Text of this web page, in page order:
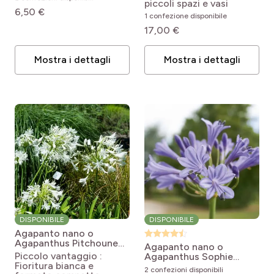
Italiano (1)
(21)
Romantico (13)
Terrazze e balconi (22)
Port Vivace
Touffe dressée (11)
Touffe buissonnante
Type de sol
Normal (10)
Creazione francese
Sì (4)
Esposizione
Sole
Mezz'ombra (1)
Colore del fogliame
Fogliame
6,50 €
Mostra i dettagli
piccoli spazi e vasi
1 confezione disponibile
17,00 €
Mostra i dettagli
DISPONIBILE
Agapanto nano o
Agapanthus Pitchoune
White Agapanthus x
africanus Pitchoune ®
Piccolo vantaggio :
Fioritura bianca e
DISPONIBILE
Agapanto nano o
Agapanthus Sophie
Agapanthus (x) praecox
2 confezioni disponibili